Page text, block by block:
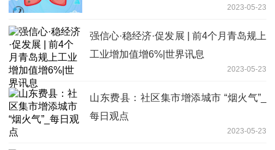
2023-05-23
强信心·稳经济·促发展 | 前4个月青岛规上
工业增加值增6%|世界讯息
2023-05-23
山东费县：社区集市增添城市 “烟火气”_
每日观点
2023-05-23